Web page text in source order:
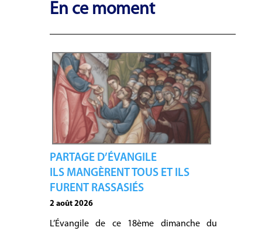
En ce moment
PARTAGE D’ÉVANGILE
ILS MANGÈRENT TOUS ET ILS
FURENT RASSASIÉS
2 août 2026
L’Évangile de ce 18ème dimanche du